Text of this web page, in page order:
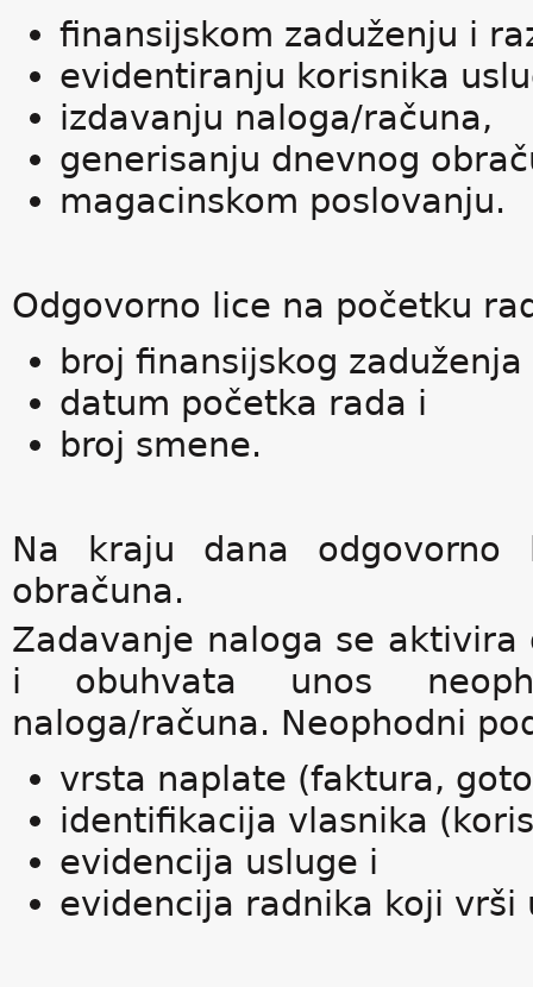
finansijskom zaduženju i
evidentiranju korisnika
izdavanju naloga/računa,
generisanju dnevnog
magacinskom poslovanju.
Odgovorno lice na početku
broj finansijskog
datum početka rada i
broj smene.
Na kraju dana odgovorno
obračuna.
Zadavanje naloga se
i obuhvata unos
naloga/računa. Neophodni
vrsta naplate (faktura,
identifikacija vlasnika
evidencija usluge i
evidencija radnika koji vrši